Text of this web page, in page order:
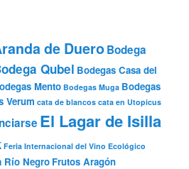
de DueroBodega
Qubel Bodegas Casa del
Mento Bodegas Muga Bodegas
Verum cata de blancos cata en Utopicus
El Lagar de Isilla
Feria Internacional del Vino Ecológico
Río Negro Frutos Aragón